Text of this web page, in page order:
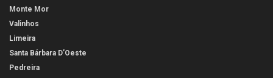
Monte Mor
Valinhos
Limeira
Santa Bárbara D’Oeste
Pedreira